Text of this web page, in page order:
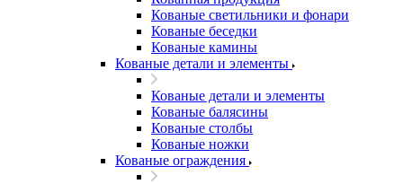
Кованые светильники и фонари
Кованые беседки
Кованые камины
Кованые детали и элементы
Кованые детали и элементы
Кованые балясины
Кованые столбы
Кованые ножки
Кованые ограждения